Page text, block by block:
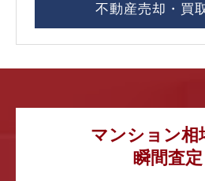
不動産売却・買
マンション相
瞬間査定